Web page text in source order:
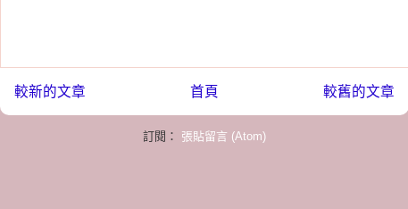
較新的文章 較舊的文章
首頁
訂閱： 張貼留言 (Atom)